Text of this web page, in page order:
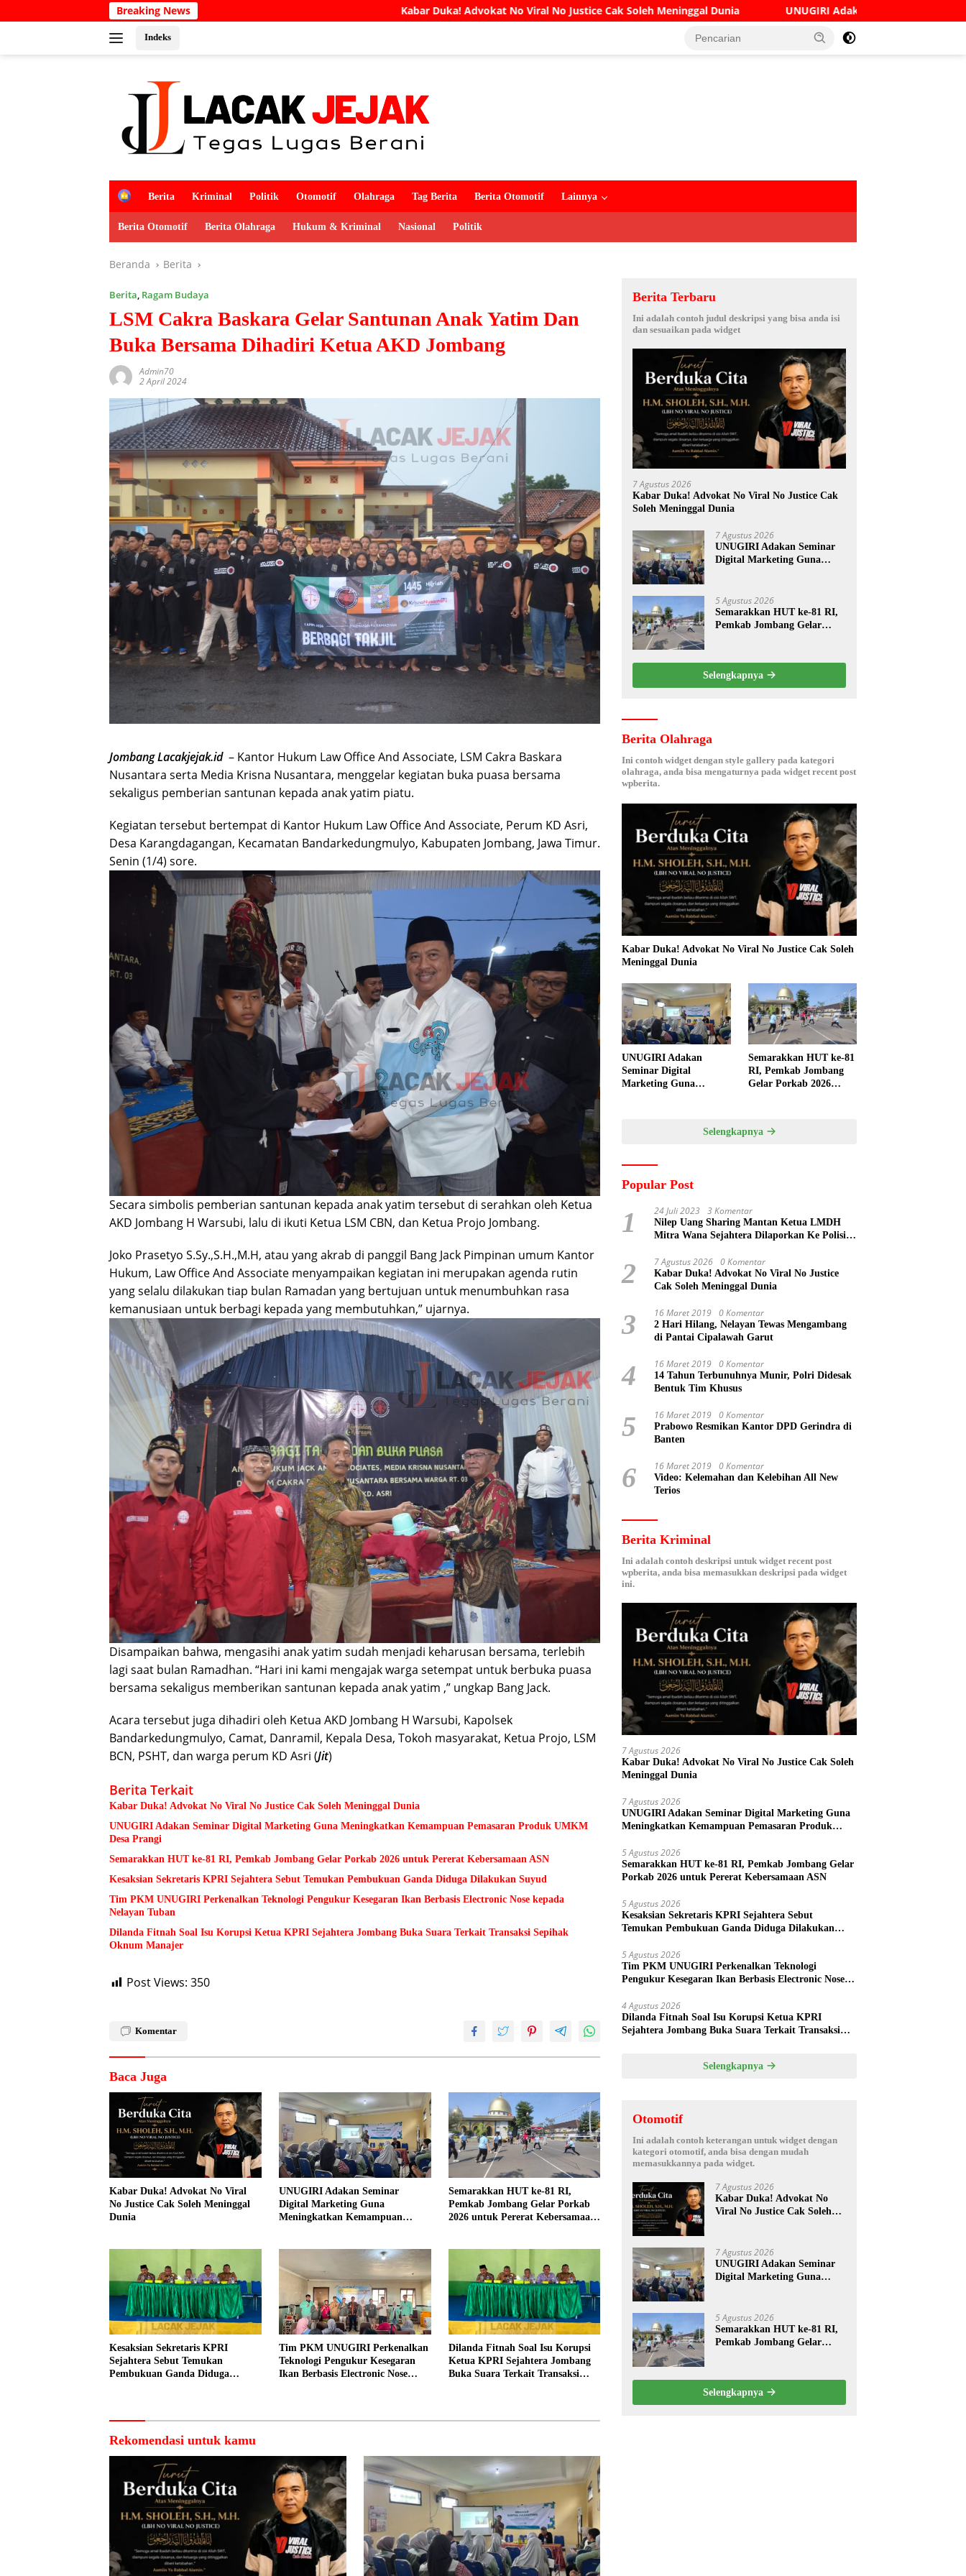
ke
Breaking News Kabar Duka! Advokat No Viral No Justice Cak Soleh Meninggal Dunia UNUGIRI Adakan Seminar Digital Marketing Guna Meningkatkan
Indeks
H
m
e
Berita Kriminal Politik Otomotif Olahraga Tag Berita Berita Otomotif Lainnya
Berita Otomotif Berita Olahraga Hukum & Kriminal Nasional Politik
Beranda Berita
Berita, Ragam Budaya
LSM Cakra Baskara Gelar Santunan Anak Yatim Dan
Buka Bersama Dihadiri Ketua AKD Jombang
Admin70
2 April 2024
Jombang Lacakjejak.id– Kantor Hukum Law Office And Associate, LSM Cakra Baskara
Nusantara serta Media Krisna Nusantara, menggelar kegiatan buka puasa bersama
sekaligus pemberian santunan kepada anak yatim piatu.
Kegiatan tersebut bertempat di Kantor Hukum Law Office And Associate, Perum KD Asri,
Desa Karangdagangan, Kecamatan Bandarkedungmulyo, Kabupaten Jombang, Jawa Timur.
Senin (1/4) sore.
Secara simbolis pemberian santunan kepada anak yatim tersebut di serahkan oleh Ketua
AKD Jombang H Warsubi, lalu di ikuti Ketua LSM CBN, dan Ketua Projo Jombang.
Joko Prasetyo S.Sy.,S.H.,M.H, atau yang akrab di panggil Bang Jack Pimpinan umum Kantor
Hukum, Law Office And Associate menyampaikan kegiatan ini merupakan agenda rutin
yang selalu dilakukan tiap bulan Ramadan yang bertujuan untuk menumbuhkan rasa
kemanusiaan untuk berbagi kepada yang membutuhkan,” ujarnya.
Disampaikan bahwa, mengasihi anak yatim sudah menjadi keharusan bersama, terlebih
lagi saat bulan Ramadhan. “Hari ini kami mengajak warga setempat untuk berbuka puasa
bersama sekaligus memberikan santunan kepada anak yatim ,” ungkap Bang Jack.
Acara tersebut juga dihadiri oleh Ketua AKD Jombang H Warsubi, Kapolsek
Bandarkedungmulyo, Camat, Danramil, Kepala Desa, Tokoh masyarakat, Ketua Projo, LSM
BCN, PSHT, dan warga perum KD Asri (Jit)
Berita Terkait
Kabar Duka! Advokat No Viral No Justice Cak Soleh Meninggal Dunia
UNUGIRI Adakan Seminar Digital Marketing Guna Meningkatkan Kemampuan Pemasaran Produk UMKM
Desa Prangi
Semarakkan HUT ke-81 RI, Pemkab Jombang Gelar Porkab 2026 untuk Pererat Kebersamaan ASN
Kesaksian Sekretaris KPRI Sejahtera Sebut Temukan Pembukuan Ganda Diduga Dilakukan Suyud
Tim PKM UNUGIRI Perkenalkan Teknologi Pengukur Kesegaran Ikan Berbasis Electronic Nose kepada
Nelayan Tuban
Dilanda Fitnah Soal Isu Korupsi Ketua KPRI Sejahtera Jombang Buka Suara Terkait Transaksi Sepihak
Oknum Manajer
Post Views: 350
Komentar
Baca Juga
Kabar Duka! Advokat No Viral
No Justice Cak Soleh Meninggal
Dunia
UNUGIRI Adakan Seminar
Digital Marketing Guna
Meningkatkan Kemampuan
Semarakkan HUT ke-81 RI,
Pemkab Jombang Gelar Porkab
2026 untuk Pererat Kebersamaan
Kesaksian Sekretaris KPRI
Sejahtera Sebut Temukan
Pembukuan Ganda Diduga
Tim PKM UNUGIRI Perkenalkan
Teknologi Pengukur Kesegaran
Ikan Berbasis Electronic Nose
Dilanda Fitnah Soal Isu Korupsi
Ketua KPRI Sejahtera Jombang
Buka Suara Terkait Transaksi
Rekomendasi untuk kamu
Berita Terbaru
Ini adalah contoh judul deskripsi yang bisa anda isi
dan sesuaikan pada widget
7 Agustus 2026
Kabar Duka! Advokat No Viral No Justice Cak
Soleh Meninggal Dunia
7 Agustus 2026
UNUGIRI Adakan Seminar
Digital Marketing Guna
Desa Prangi
5 Agustus 2026
Semarakkan HUT ke-81 RI,
Pemkab Jombang Gelar
Selengkapnya
Berita Olahraga
Ini contoh widget dengan style gallery pada kategori
olahraga, anda bisa mengaturnya pada widget recent post
wpberita.
Kabar Duka! Advokat No Viral No Justice Cak Soleh
Meninggal Dunia
UNUGIRI Adakan
Seminar Digital
Marketing Guna
Semarakkan HUT ke-81
RI, Pemkab Jombang
Gelar Porkab 2026
Selengkapnya
Popular Post
1 24 Juli 2023 3 Komentar
Nilep Uang Sharing Mantan Ketua LMDH
Mitra Wana Sejahtera Dilaporkan Ke Polisi
2 7 Agustus 2026 0 Komentar
Kabar Duka! Advokat No Viral No Justice
Cak Soleh Meninggal Dunia
3 16 Maret 2019 0 Komentar
2 Hari Hilang, Nelayan Tewas Mengambang
di Pantai Cipalawah Garut
4 16 Maret 2019 0 Komentar
14 Tahun Terbunuhnya Munir, Polri Didesak
Bentuk Tim Khusus
5 16 Maret 2019 0 Komentar
Prabowo Resmikan Kantor DPD Gerindra di
Banten
6 16 Maret 2019 0 Komentar
Video: Kelemahan dan Kelebihan All New
Terios
Berita Kriminal
Ini adalah contoh deskripsi untuk widget recent post
wpberita, anda bisa memasukkan deskripsi pada widget
ini.
7 Agustus 2026
Kabar Duka! Advokat No Viral No Justice Cak Soleh
Meninggal Dunia
7 Agustus 2026
UNUGIRI Adakan Seminar Digital Marketing Guna
Meningkatkan Kemampuan Pemasaran Produk
5 Agustus 2026
Semarakkan HUT ke-81 RI, Pemkab Jombang Gelar
Porkab 2026 untuk Pererat Kebersamaan ASN
5 Agustus 2026
Kesaksian Sekretaris KPRI Sejahtera Sebut
Temukan Pembukuan Ganda Diduga Dilakukan
5 Agustus 2026
Tim PKM UNUGIRI Perkenalkan Teknologi
Pengukur Kesegaran Ikan Berbasis Electronic Nose
4 Agustus 2026
Dilanda Fitnah Soal Isu Korupsi Ketua KPRI
Sejahtera Jombang Buka Suara Terkait Transaksi
Selengkapnya
Otomotif
Ini adalah contoh keterangan untuk widget dengan
kategori otomotif, anda bisa dengan mudah
memasukkannya pada widget.
7 Agustus 2026
Kabar Duka! Advokat No
Viral No Justice Cak Soleh
7 Agustus 2026
UNUGIRI Adakan Seminar
Digital Marketing Guna
Desa Prangi
5 Agustus 2026
Semarakkan HUT ke-81 RI,
Pemkab Jombang Gelar
Selengkapnya